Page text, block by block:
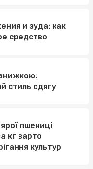
и зуда: как
средство
знижкою:
стиль одягу
пшениці
кг варто
культур